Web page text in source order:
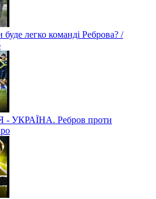
легко команді Реброва? /
Ребров проти